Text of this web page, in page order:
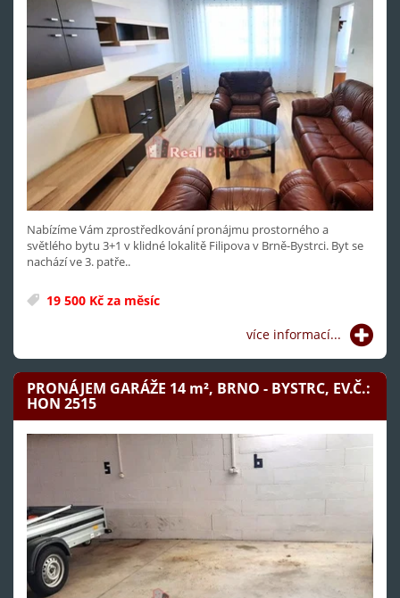
Nabízíme Vám zprostředkování pronájmu prostorného a
světlého bytu 3+1 v klidné lokalitě Filipova v Brně-Bystrci. Byt se
nachází ve 3. patře..
19 500 Kč za měsíc
více informací...
PRONÁJEM GARÁŽE 14 m², BRNO - BYSTRC, EV.Č.:
HON 2515